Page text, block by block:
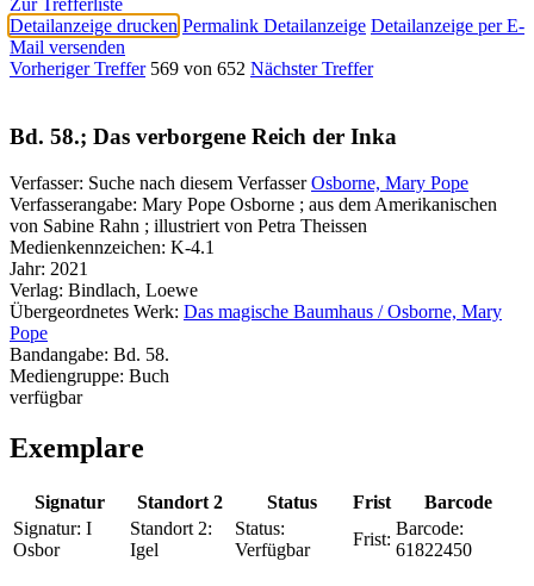
Zur Trefferliste
Detailanzeige drucken Permalink Detailanzeige Detailanzeige per E-
Mail versenden
Vorheriger Treffer 569 von 652 Nächster Treffer
Bd. 58.; Das verborgene Reich der Inka
Verfasser: Suche nach diesem Verfasser Osborne, Mary Pope
Verfasserangabe: Mary Pope Osborne ; aus dem Amerikanischen
von Sabine Rahn ; illustriert von Petra Theissen
Medienkennzeichen: K-4.1
Jahr: 2021
Verlag: Bindlach, Loewe
Übergeordnetes Werk: Das magische Baumhaus / Osborne, Mary
Pope
Bandangabe: Bd. 58.
Mediengruppe: Buch
verfügbar
Exemplare
Signatur Standort 2 Status Frist
Barcode
Signatur: I
Osbor
Standort 2:
Igel
Status:
Verfügbar
Frist:
Barcode:
61822450